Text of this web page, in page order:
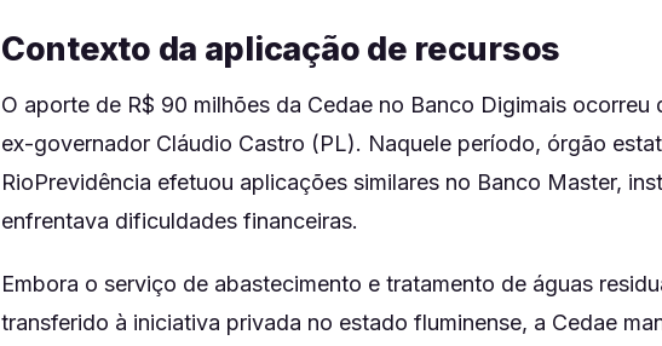
Contexto da aplicação de recursos
O aporte de R$ 90 milhões da Cedae no Banco Digimais ocorreu
ex-governador Cláudio Castro (PL). Naquele período, órgão
RioPrevidência efetuou aplicações similares no Banco Master,
enfrentava dificuldades financeiras.
Embora o serviço de abastecimento e tratamento de águas
transferido à iniciativa privada no estado fluminense, a Cedae